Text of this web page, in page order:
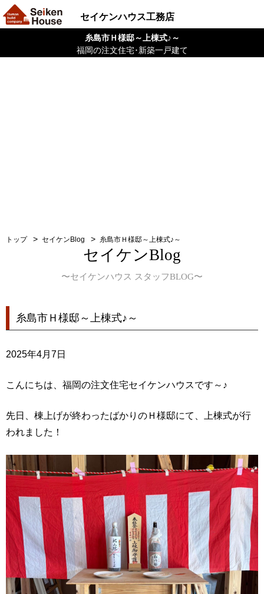
糸島市Ｈ様邸～上棟式♪～
福岡の注文住宅･新築一戸建て
セイケンハウス工務店
トップ セイケンBlog 糸島市Ｈ様邸～上棟式♪～
セイケンBlog
〜セイケンハウス スタッフBLOG〜
糸島市Ｈ様邸～上棟式♪～
2025年4月7日
こんにちは、福岡の注文住宅セイケンハウスです～♪
先日、棟上げが終わったばかりのＨ様邸にて、上棟式が行
われました！